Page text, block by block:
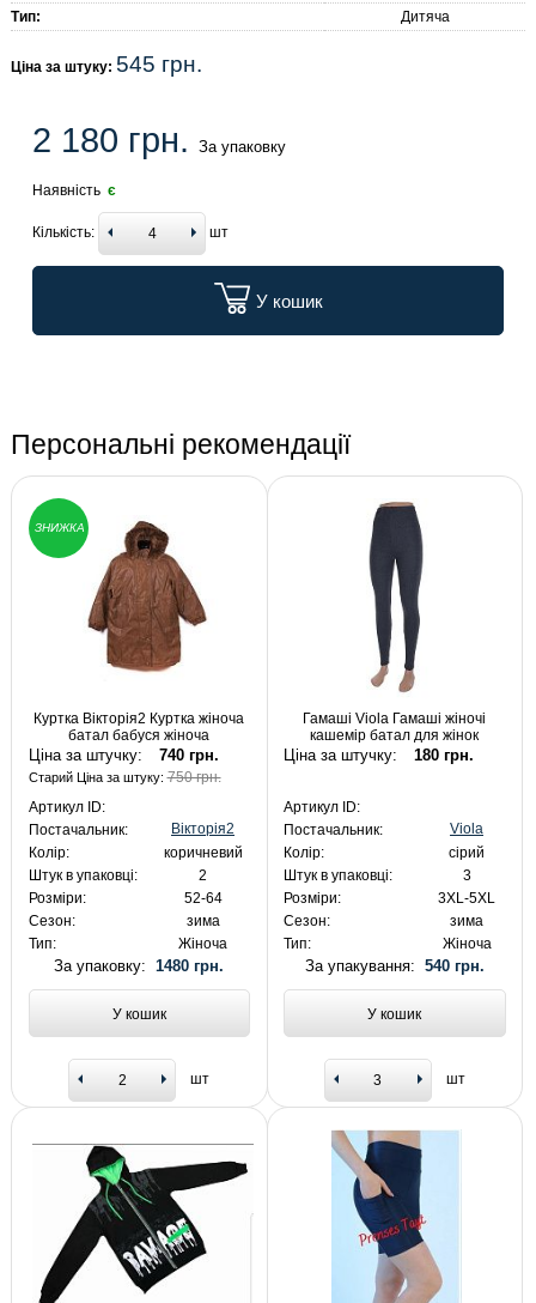
Тип:
Дитяча
Ціна за штуку: 545 грн.
2 180 грн. За упаковку
Наявність є
Кількість: шт
У кошик
Персональні рекомендації
ЗНИЖКА
Куртка Вікторія2 Куртка жіноча
батал бабуся жіноча
Ціна за штучку: 740 грн.
Старий Ціна за штуку:750 грн.
Артикул ID:
Постачальник:
Вікторія2
Колір:
коричневий
Штук в упаковці:
2
Розміри:
52-64
Сезон:
зима
Тип:
Жіноча
За упаковку:1480 грн.
У кошик
шт
Гамаші Viola Гамаші жіночі
кашемір батал для жінок
Ціна за штучку: 180 грн.
Артикул ID:
Постачальник:
Viola
Колір:
сірий
Штук в упаковці:
3
Розміри:
3XL-5XL
Сезон:
зима
Тип:
Жіноча
За упакування: 540 грн.
У кошик
шт